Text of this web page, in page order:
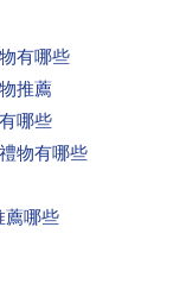
有哪些
推薦
哪些
物有哪些
薦哪些